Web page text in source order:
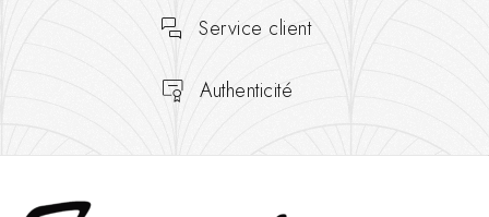
Service client
Authenticité